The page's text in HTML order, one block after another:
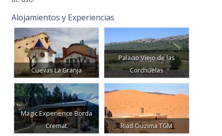
Alojamientos y Experiencias
Cuevas La Granja
Palacio Viejo de las
Corchuelas
Magic Experience Borda
Cremat
Riad Ouzima TGM